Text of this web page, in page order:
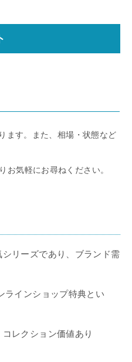
ます。また、相場・状態など
お気軽にお尋ねください。
リーズであり、ブランド需
ラインショップ特典とい
レクション価値あり